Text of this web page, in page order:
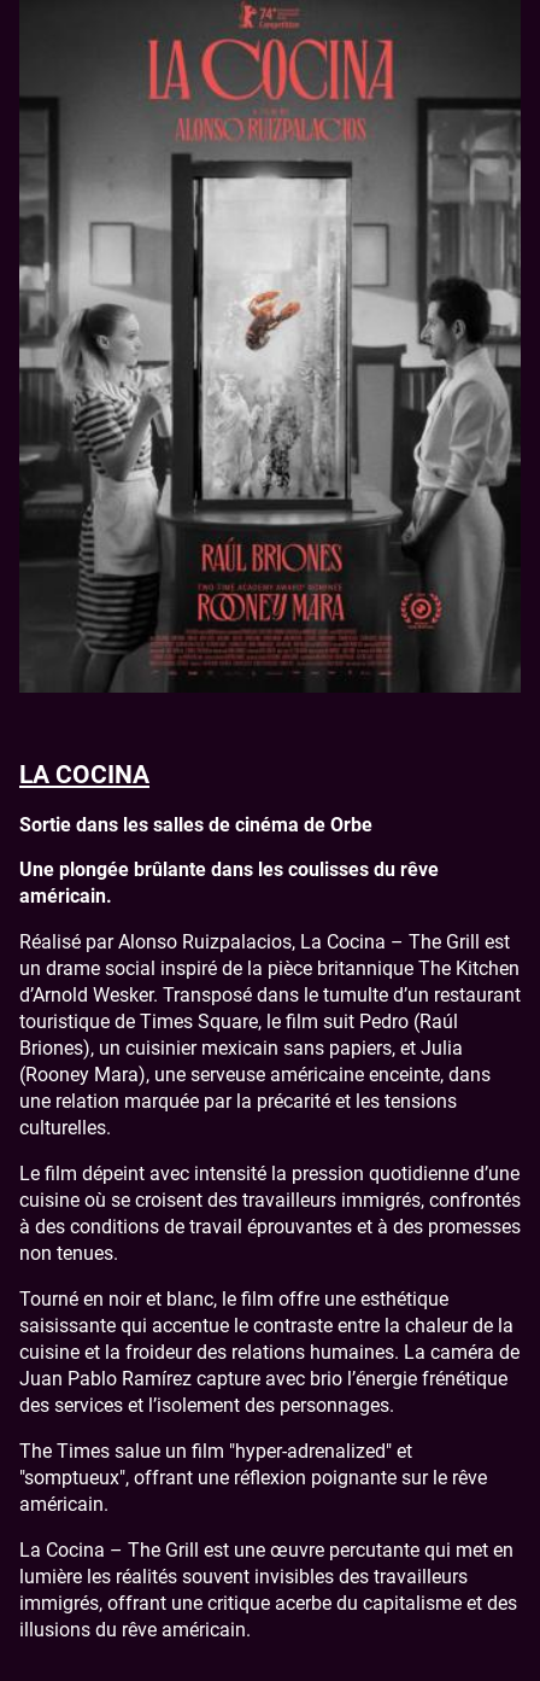
LA COCINA
Sortie dans les salles de cinéma de Orbe
Une plongée brûlante dans les coulisses du rêve
américain.
Réalisé par Alonso Ruizpalacios, La Cocina – The Grill est
un drame social inspiré de la pièce britannique The Kitchen
d’Arnold Wesker. Transposé dans le tumulte d’un restaurant
touristique de Times Square, le film suit Pedro (Raúl
Briones), un cuisinier mexicain sans papiers, et Julia
(Rooney Mara), une serveuse américaine enceinte, dans
une relation marquée par la précarité et les tensions
culturelles.
Le film dépeint avec intensité la pression quotidienne d’une
cuisine où se croisent des travailleurs immigrés, confrontés
à des conditions de travail éprouvantes et à des promesses
non tenues.
Tourné en noir et blanc, le film offre une esthétique
saisissante qui accentue le contraste entre la chaleur de la
cuisine et la froideur des relations humaines. La caméra de
Juan Pablo Ramírez capture avec brio l’énergie frénétique
des services et l’isolement des personnages.
The Times salue un film "hyper-adrenalized" et
"somptueux", offrant une réflexion poignante sur le rêve
américain.
La Cocina – The Grill est une œuvre percutante qui met en
lumière les réalités souvent invisibles des travailleurs
immigrés, offrant une critique acerbe du capitalisme et des
illusions du rêve américain.